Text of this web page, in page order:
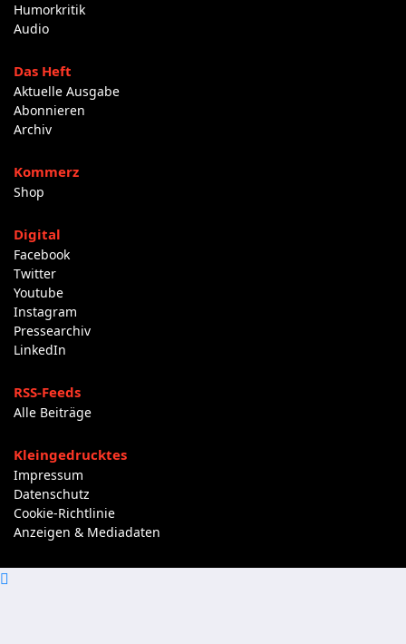
Humorkritik
Audio
Das Heft
Aktuelle Ausgabe
Abonnieren
Archiv
Kommerz
Shop
Digital
Facebook
Twitter
Youtube
Instagram
Pressearchiv
LinkedIn
RSS-Feeds
Alle Beiträge
Kleingedrucktes
Impressum
Datenschutz
Cookie-Richtlinie
Anzeigen & Mediadaten